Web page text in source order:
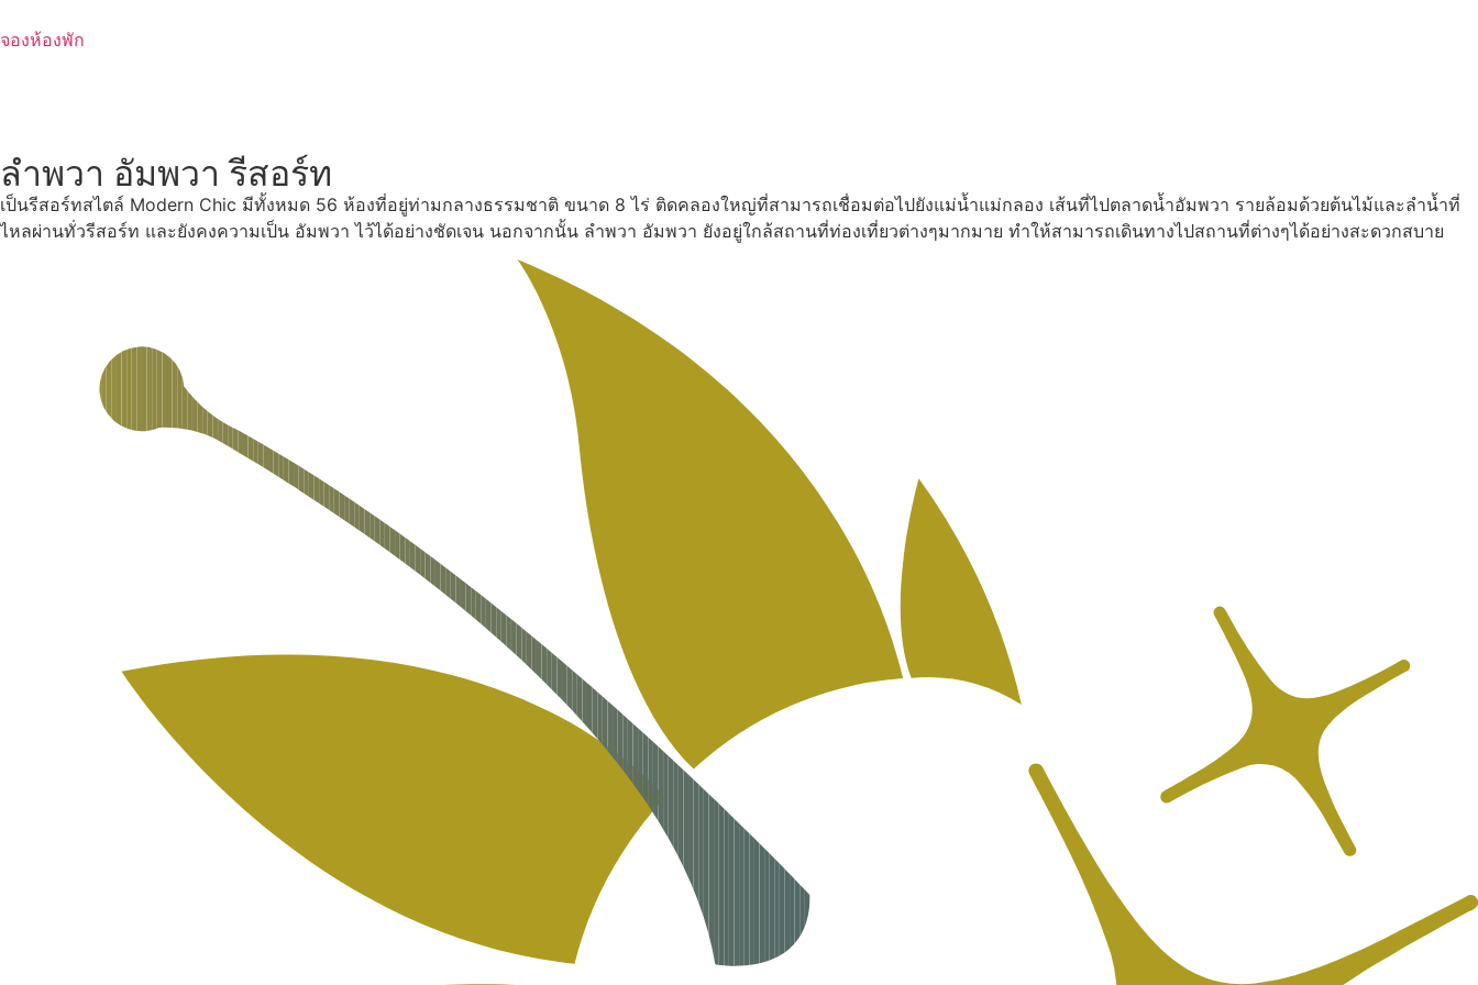
to
จองห้องพัก
ลำพวา อัมพวา รีสอร์ท
เป็นรีสอร์ทสไตล์ Modern Chic มีทั้งหมด 56 ห้องที่อยู่ท่ามกลางธรรมชาติ ขนาด 8 ไร่ ติดคลองใหญ่ที่สามารถเชื่อมต่อไปยังแม่น้ำแม่กลอง เส้นที่ไปตลาดน้ำอัมพวา รายล้อมด้วยต้นไม้และลำน้ำที่
ไหลผ่านทั่วรีสอร์ท และยังคงความเป็น อัมพวา ไว้ได้อย่างชัดเจน นอกจากนั้น ลำพวา อัมพวา ยังอยู่ใกล้สถานที่ท่องเที่ยวต่างๆมากมาย ทำให้สามารถเดินทางไปสถานที่ต่างๆได้อย่างสะดวกสบาย